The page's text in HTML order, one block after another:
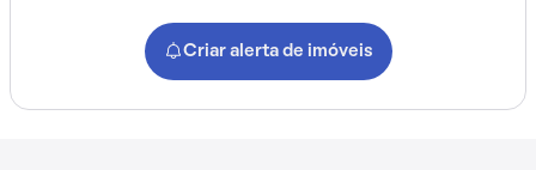
Criar alerta de imóveis